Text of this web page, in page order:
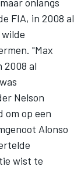
FIA, in 2008 al
"Max
2008 al
Nelson
om op een
Alonso
wist te